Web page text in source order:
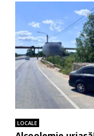
LOCALE